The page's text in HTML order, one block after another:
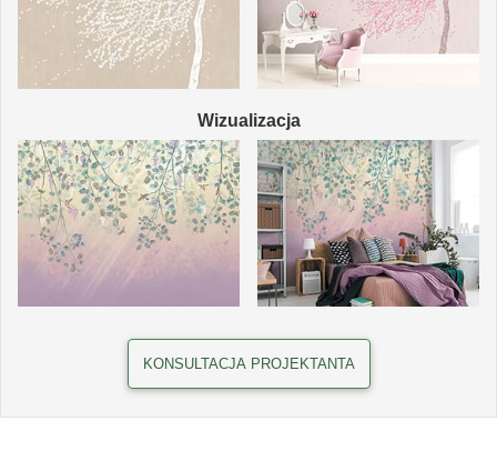
Wizualizacja
KONSULTACJA PROJEKTANTA